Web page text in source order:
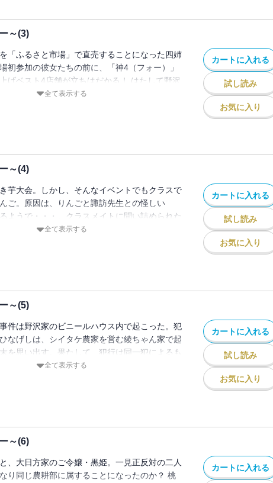
～(3)
「ふるさと市場」で直売することになった四姉
初参加の彼女たちの前に、「神4（フォー）」
げベスト4店舗が立ちはだかる！ はたして野沢
全て表示する
カートに入れる
試し読み
お気に入り
～(4)
芋大会。しかし、そんなイベントでもクラスで
ご。原因は、りんごと諏訪先生との怪しい
ようで・・・。クラスメイトに問い詰められた
衝撃の一言とは!? 妃ちゃんも再登場で夜露死
全て表示する
カートに入れる
試し読み
お気に入り
～(5)
件は野沢家のビニールハウス内で起こった。犯
なげしは、シイタケ農家を営む綾ちゃん家で起
を思い出す。果たして、犯行は同一犯によるも
女・繭の初恋（！？）も動き出すガールズ農業
全て表示する
カートに入れる
試し読み
お気に入り
～(6)
、大日方家のご令嬢・黒姫。一見正反対の二人
り同じ農耕部に属することになったのか？ 桃
カートに入れる